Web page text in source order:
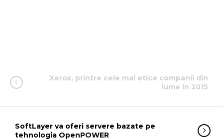
Xerox, printre cele mai etice companii din
lume în 2015
SoftLayer va oferi servere bazate pe
tehnologia OpenPOWER